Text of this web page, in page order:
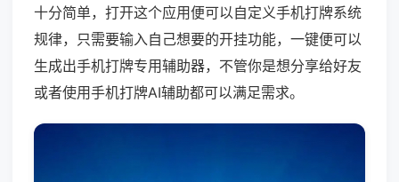
十分简单，打开这个应用便可以自定义手机打牌系统
规律，只需要输入自己想要的开挂功能，一键便可以
生成出手机打牌专用辅助器，不管你是想分享给好友
或者使用手机打牌AI辅助都可以满足需求。